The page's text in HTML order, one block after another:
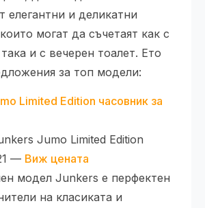
елегантни и деликатни
могат да съчетаят как с
и с вечерен тоалет. Ето
за топ модели:
Jumo Limited Edition
— Виж цената
модел Junkers е перфектен
на класиката и